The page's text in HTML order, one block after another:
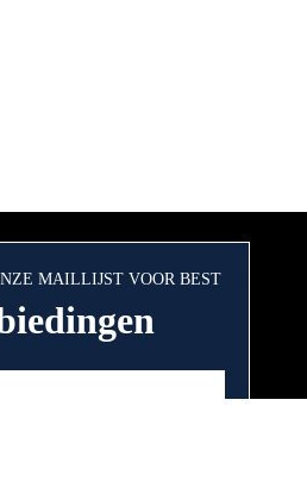
MAILLIJST VOOR BEST